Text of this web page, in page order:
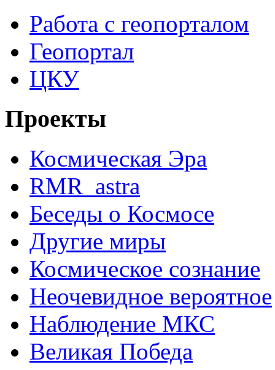
Работа с геопорталом
Геопортал
ЦКУ
Проекты
Космическая Эра
RMR_astra
Беседы о Космосе
Другие миры
Космическое сознание
Неочевидное вероятное
Наблюдение МКС
Великая Победа